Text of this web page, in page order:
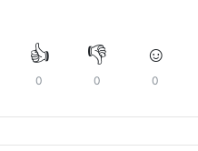
👍
0
👎
0
☺️
0